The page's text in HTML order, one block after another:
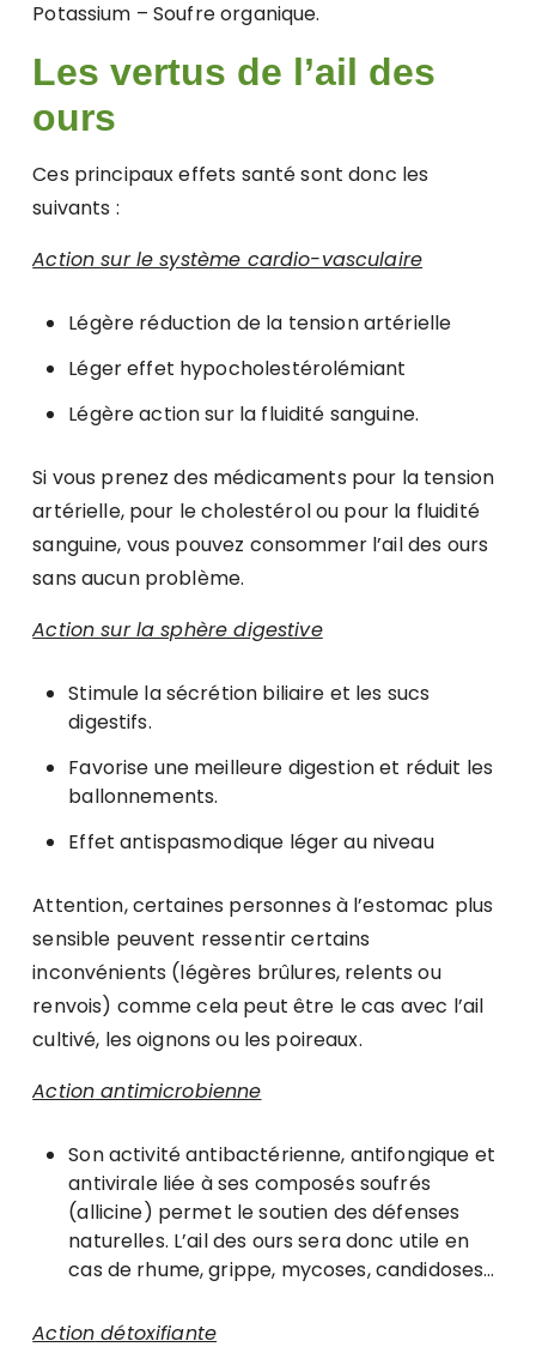
Potassium – Soufre organique.
Les vertus de l’ail des
ours
Ces principaux effets santé sont donc les
suivants :
Action sur le système cardio-vasculaire
Légère réduction de la tension artérielle
Léger effet hypocholestérolémiant
Légère action sur la fluidité sanguine.
Si vous prenez des médicaments pour la tension
artérielle, pour le cholestérol ou pour la fluidité
sanguine, vous pouvez consommer l’ail des ours
sans aucun problème.
Action sur la sphère digestive
Stimule la sécrétion biliaire et les sucs
digestifs.
Favorise une meilleure digestion et réduit les
ballonnements.
Effet antispasmodique léger au niveau
Attention, certaines personnes à l’estomac plus
sensible peuvent ressentir certains
inconvénients (légères brûlures, relents ou
renvois) comme cela peut être le cas avec l’ail
cultivé, les oignons ou les poireaux.
Action antimicrobienne
Son activité antibactérienne, antifongique et
antivirale liée à ses composés soufrés
(allicine) permet le soutien des défenses
naturelles. L’ail des ours sera donc utile en
cas de rhume, grippe, mycoses, candidoses…
Action détoxifiante